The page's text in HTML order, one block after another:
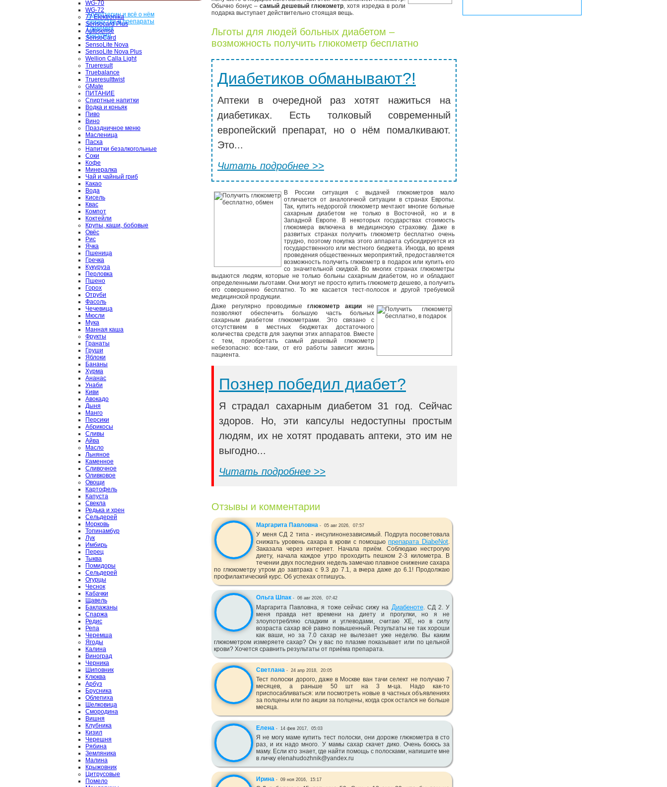
WG-70
WG-72
77 Elektronika
Sensocard Plus
Autosense
SensoCard
SensoLite Nova
SensoLite Nova Plus
Wellion Calla Light
Trueresult
Truebalance
Trueresulttwist
GMate
ПИТАНИЕ
Спиртные напитки
Водка и коньяк
Пиво
Вино
Праздничное меню
Масленица
Пасха
Напитки безалкогольные
Соки
Кофе
Минералка
Чай и чайный гриб
Какао
Вода
Кисель
Квас
Компот
Коктейли
Крупы, каши, бобовые
Овёс
Рис
Ячка
Пшеница
Гречка
Кукуруза
Перловка
Пшено
Горох
Отруби
Фасоль
Чечевица
Мюсли
Мука
Манная каша
Фрукты
Гранаты
Груши
Яблоки
Бананы
Хурма
Ананас
Унаби
Киви
Авокадо
Дыня
Манго
Персики
Абрикосы
Сливы
Айва
Масло
Льняное
Каменное
Сливочное
Оливковое
Овощи
Картофель
Капуста
Свекла
Редька и хрен
Сельдерей
Морковь
Топинамбур
Лук
Имбирь
Перец
Тыква
Помидоры
Сельдерей
Огурцы
Чеснок
Кабачки
Щавель
Баклажаны
Спаржа
Редис
Репа
Черемша
Ягоды
Калина
Виноград
Черника
Шиповник
Клюква
Арбуз
Брусника
Облепиха
Шелковица
Смородина
Вишня
Клубника
Кизил
Черешня
Рябина
Земляника
Малина
Крыжовник
Цитрусовые
Помело
Холестерин и всё о нём
Лекарства и препараты
Гликемия
Инсулин
Обычно бонус – самый дешевый глюкометр, хотя изредка в роли
подарка выступает действительно стоящая вещь.
Льготы для людей больных диабетом –
возможность получить глюкометр бесплатно
Диабетиков обманывают?!
Аптеки в очередной раз хотят нажиться на
диабетиках. Есть толковый современный
европейский препарат, но о нём помалкивают.
Это...
Читать подробнее >>
В России ситуация с выдачей глюкометров мало
отличается от аналогичной ситуации в странах Европы.
Так, купить недорогой глюкометр мечтают многие больные
сахарным диабетом не только в Восточной, но и в
Западной Европе. В некоторых государствах стоимость
глюкомера включена в медицинскую страховку. Даже в
развитых странах получить глюкометр бесплатно очень
трудно, поэтому покупка этого аппарата субсидируется из
государственного или местного бюджета. Иногда, во время
проведения общественных мероприятий, предоставляется
возможность получить глюкометр в подарок или купить его
со значительной скидкой. Во многих странах глюкометры
выдаются людям, которые не только больны сахарным диабетом, но и обладают
определенными льготами. Они могут не просто купить глюкометр дешево, а получить
его совершенно бесплатно. То же касается тест-полосок и другой требуемой
медицинской продукции.
Даже регулярно проводимыеглюкометр акции не
позволяют обеспечить большую часть больных
сахарным диабетом глюкометрами. Это связано с
отсутствием в местных бюджетах достаточного
количества средств для закупки этих аппаратов. Вместе
с тем, приобретать самый дешевый глюкометр
небезопасно: все-таки, от его работы зависит жизнь
пациента.
Познер победил диабет?
Я страдал сахарным диабетом 31 год. Сейчас
здоров. Но, эти капсулы недоступны простым
людям, их не хотят продавать аптеки, это им не
выгодно...
Читать подробнее >>
Отзывы и комментарии
Маргарита Павловна - 05 авг 2026, 07:57
У меня СД 2 типа - инсулинонезависимый. Подруга посоветовала
снижать уровень сахара в крови с помощьюпрепарата DiabeNot.
Заказала через интернет. Начала приём. Соблюдаю нестрогую
диету, начала каждое утро проходить пешком 2-3 километра. В
течении двух последних недель замечаю плавное снижение сахара
по глюкометру утром до завтрака с 9.3 до 7.1, а вчера даже до 6.1! Продолжаю
профилактический курс. Об успехах отпишусь.
Ольга Шпак - 06 авг 2026, 07:42
Маргарита Павловна, я тоже сейчас сижу на Диабеноте. СД 2. У
меня правда нет времени на диету и прогулки, но я не
злоупотребляю сладким и углеводами, считаю ХЕ, но в силу
возраста сахар всё равно повышенный. Результаты не так хороши
как ваши, но за 7.0 сахар не вылезает уже неделю. Вы каким
глюкометром измеряете сахар? Он у вас по плазме показывает или по цельной
крови? Хочется сравнить результаты от приёма препарата.
Светлана - 24 апр 2018, 20:05
Тест полоски дорого, даже в Москве ван тачи селект не получаю 7
месяцев, а раньше 50 шт на 3 м-ца. Надо как-то
приспосабливаться: или посмотреть новые в частных объявлениях
за полцены или по акции за полцены, когда срок остался не больше
месяца.
Елена - 14 фев 2017, 05:03
Я не могу маме купить тест полоски, они дороже глюкометра в сто
раз, и их надо много. У мамы сахар скачет дико. Очень боюсь за
маму. Если кто знает, где найти помощь с полосками, напишите мне
в личку elenahudozhnik@yandex.ru
Ирина - 09 ноя 2016, 15:17